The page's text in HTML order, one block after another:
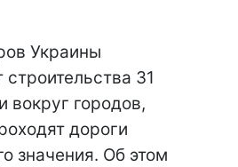
Украины
31
вокруг городов,
дороги
значения. Об этом